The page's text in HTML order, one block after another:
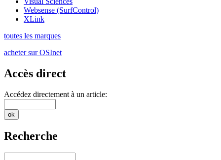
Websense (SurfControl)
XLink
toutes les marques
acheter sur OSInet
Accès direct
Accédez directement à un article:
Recherche